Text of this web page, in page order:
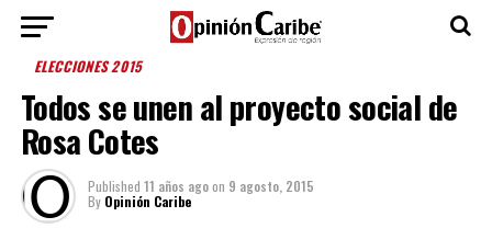
ELECCIONES 2015
Todos se unen al proyecto social de
Rosa Cotes
Published 11 años agoon 9 agosto, 2015
By Opinión Caribe